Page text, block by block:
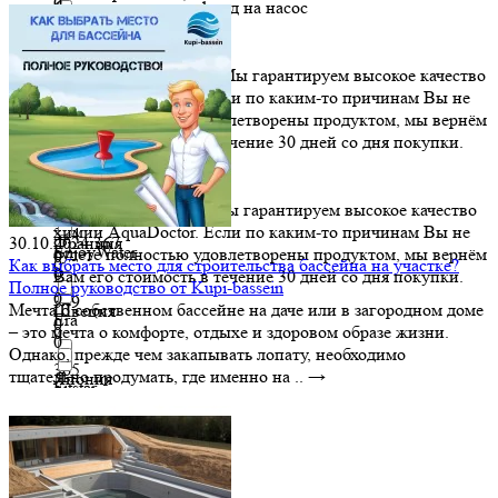
3 668
0
30 045
0
30.1
314
0
349
0
365
0
390
0
Elbtal Plastics
0
Emaux
0
EMEC
0
EnjoyWater
0
Era
0
Fitstar
Flat
0
Соединенные Штаты
0
США
0
Турция
Франция
0
Швеция
0
Япония
6 месяцев на чашу, 1 год на насос
0
Гарантия 12 месяцев. Мы гарантируем высокое качество
химии AquaDoctor. Если по каким-то причинам Вы не
будете полностью удовлетворены продуктом, мы вернём
Вам его стоимость в течение 30 дней со дня покупки.
0
Гарантия 24 месяца. Мы гарантируем высокое качество
химии AquaDoctor. Если по каким-то причинам Вы не
будете полностью удовлетворены продуктом, мы вернём
Вам его стоимость в течение 30 дней со дня покупки.
0
30.10.2024 367
Как выбрать место для строительства бассейна на участке?
Полное руководство от Kupi-bassein
Мечта о собственном бассейне на даче или в загородном доме
– это мечта о комфорте, отдыхе и здоровом образе жизни.
Однако, прежде чем закапывать лопату, необходимо
тщательно продумать, где именно на .. →